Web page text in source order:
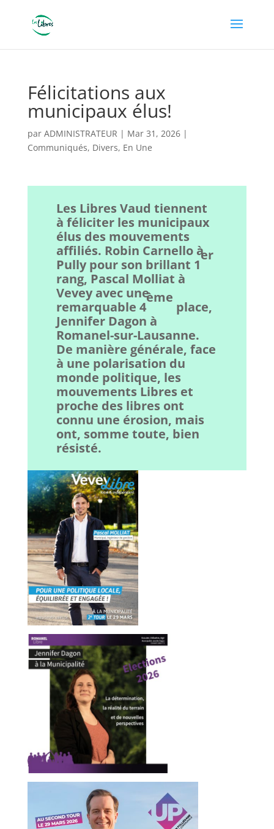
Félicitations aux
municipaux élus!
par ADMINISTRATEUR | Mar 31, 2026|
Communiqués, Divers, En Une
Les Libres Vaud tiennent
à féliciter les municipaux
élus des mouvements
affiliés. Robin Carnello à
Pully pour son brillant 1
er
rang, Pascal Molliat à
Vevey avec une
remarquable 4
ème
place,
Jennifer Dagon à
Romanel-sur-Lausanne.
De manière générale, face
à une polarisation du
monde politique, les
mouvements Libres et
proche des libres ont
connu une érosion, mais
ont, somme toute, bien
résisté.